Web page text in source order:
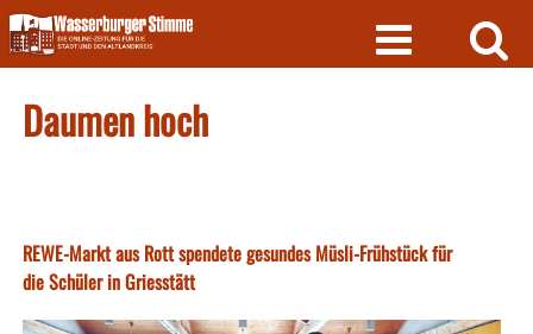
Skip
to
content
Daumen hoch
REWE-Markt aus Rott spendete gesundes Müsli-Frühstück für
die Schüler in Griesstätt